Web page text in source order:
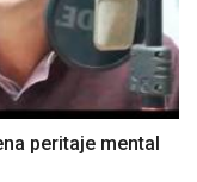
peritaje mental